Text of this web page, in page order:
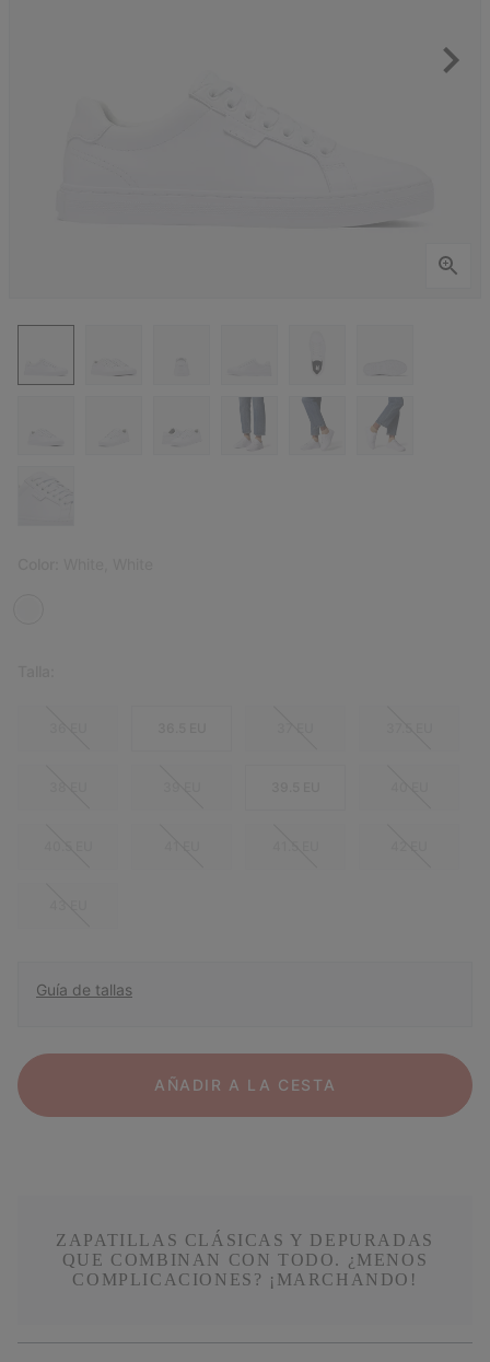
Guía de tallas
AÑADIR A LA CESTA
ZAPATILLAS CLÁSICAS Y DEPURADAS
QUE COMBINAN CON TODO. ¿MENOS
COMPLICACIONES? ¡MARCHANDO!